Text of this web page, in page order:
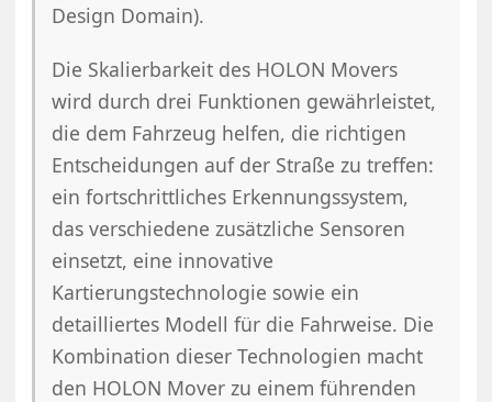
Design Domain).
Die Skalierbarkeit des HOLON Movers
wird durch drei Funktionen gewährleistet,
die dem Fahrzeug helfen, die richtigen
Entscheidungen auf der Straße zu treffen:
ein fortschrittliches Erkennungssystem,
das verschiedene zusätzliche Sensoren
einsetzt, eine innovative
Kartierungstechnologie sowie ein
detailliertes Modell für die Fahrweise. Die
Kombination dieser Technologien macht
den HOLON Mover zu einem führenden